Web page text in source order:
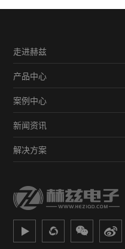
走进赫兹
产品中心
案例中心
新闻资讯
解决方案